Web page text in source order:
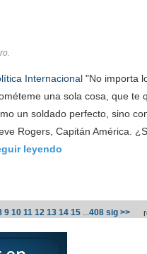
Internacional "No importa
una sola cosa, que te
un soldado perfecto, sino
Rogers, Capitán América.
leyendo
9 10 11 12 13 14 15 ...408 sig >>